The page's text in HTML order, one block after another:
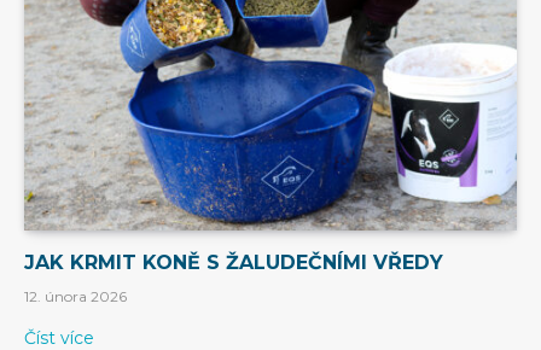
JAK KRMIT KONĚ S ŽALUDEČNÍMI VŘEDY
12. února 2026
Číst více